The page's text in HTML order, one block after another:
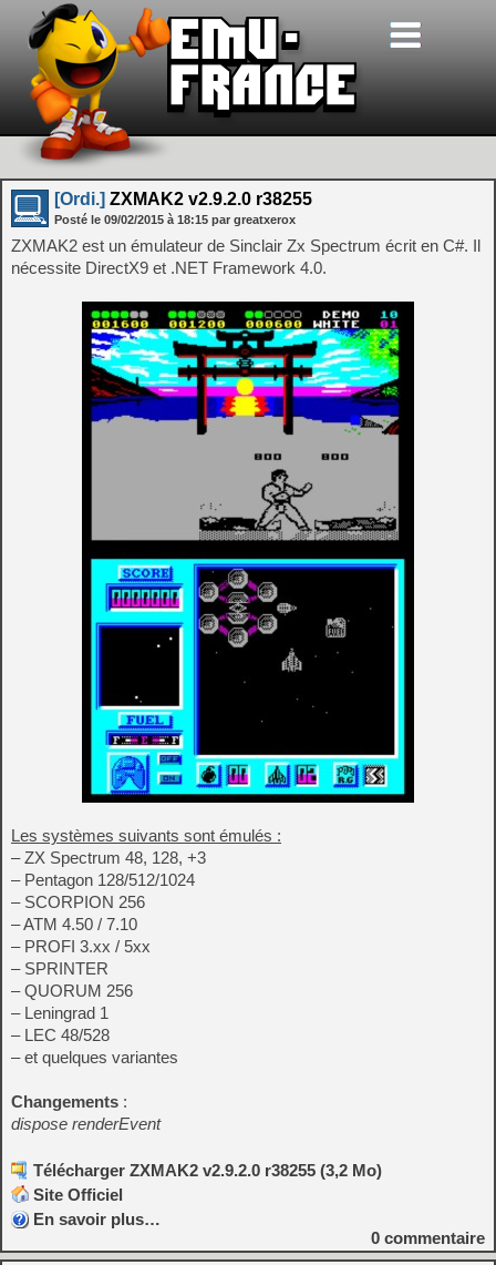
[Ordi.] ZXMAK2 v2.9.2.0 r38255
Posté le 09/02/2015 à 18:15 par greatxerox
ZXMAK2 est un émulateur de Sinclair Zx Spectrum écrit en C#. Il
nécessite DirectX9 et .NET Framework 4.0.
Les systèmes suivants sont émulés :
– ZX Spectrum 48, 128, +3
– Pentagon 128/512/1024
– SCORPION 256
– ATM 4.50 / 7.10
– PROFI 3.xx / 5xx
– SPRINTER
– QUORUM 256
– Leningrad 1
– LEC 48/528
– et quelques variantes
Changements :
dispose renderEvent
Télécharger ZXMAK2 v2.9.2.0 r38255 (3,2 Mo)
Site Officiel
En savoir plus…
0 commentaire